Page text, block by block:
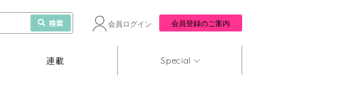
検索 会員ログイン 会員登録のご案内
連載 Special